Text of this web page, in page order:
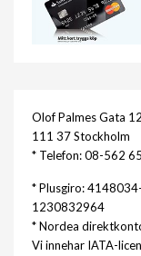
Olof Palmes Gata
111 37 Stockholm
* Telefon: 08-562
* Plusgiro:
1230832964
* Nordea
Vi innehar IATA-